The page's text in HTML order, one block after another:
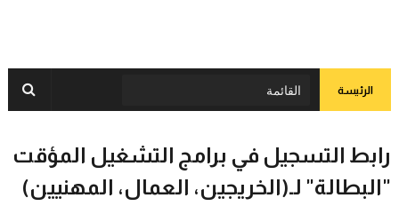
الرئيسة
رابط التسجيل في برامج التشغيل المؤقت
"البطالة" لـ(الخريجين، العمال، المهنيين)